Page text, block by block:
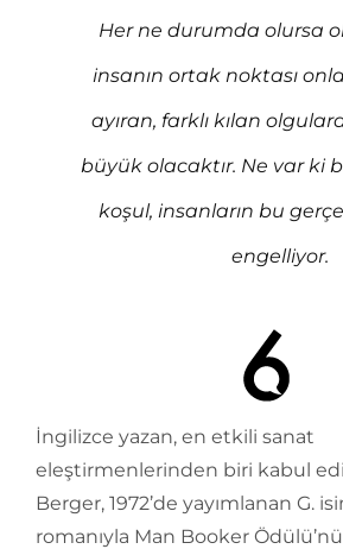
Her ne durumda olursa
insanın ortak noktası
ayıran, farklı kılan
büyük olacaktır. Ne var ki
koşul, insanların bu
engelliyor.
İngilizce yazan, en etkili sanat
eleştirmenlerinden biri kabul
Berger, 1972’de yayımlanan G.
romanıyla Man Booker Ödülü’nü